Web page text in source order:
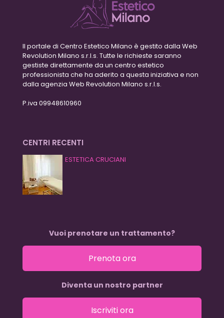
Il portale di Centro Estetico Milano è gestito dalla Web
Revolution Milano s.r.l.s. Tutte le richieste saranno
gestiste direttamente da un centro estetico
professionista che ha aderito a questa iniziativa e non
dalla agenzia Web Revolution Milano s.r.l.s.
P.iva 09948610960
CENTRI RECENTI
ESTETICA CRUCIANI
Vuoi prenotare un trattamento?
Prenota ora
Diventa un nostro partner
Iscriviti ora